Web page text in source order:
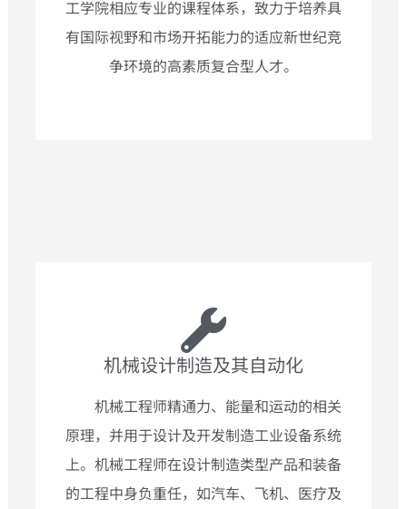
工学院相应专业的课程体系，致力于培养具
有国际视野和市场开拓能力的适应新世纪竞
争环境的高素质复合型人才。
机械设计制造及其自动化​
机械工程师精通力、能量和运动的相关
原理，并用于设计及开发制造工业设备系统
上。机械工程师在设计制造类型产品和装备
的工程中身负重任，如汽车、飞机、医疗及